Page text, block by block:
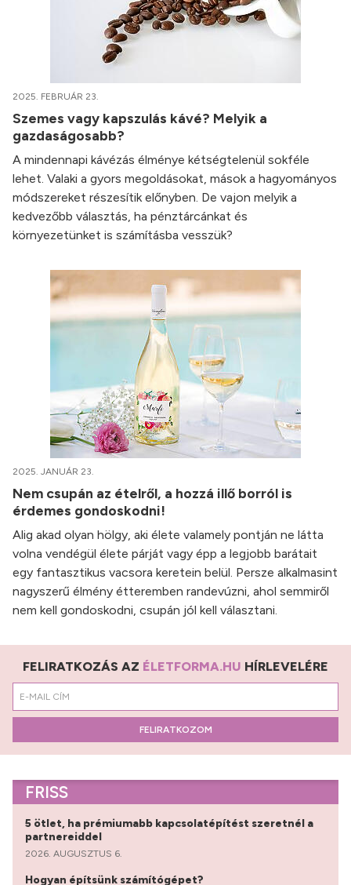
2025. FEBRUÁR 23.
Szemes vagy kapszulás kávé? Melyik a
gazdaságosabb?
A mindennapi kávézás élménye kétségtelenül sokféle
lehet. Valaki a gyors megoldásokat, mások a hagyományos
módszereket részesítik előnyben. De vajon melyik a
kedvezőbb választás, ha pénztárcánkat és
környezetünket is számításba vesszük?
2025. JANUÁR 23.
Nem csupán az ételről, a hozzá illő borról is
érdemes gondoskodni!
Alig akad olyan hölgy, aki élete valamely pontján ne látta
volna vendégül élete párját vagy épp a legjobb barátait
egy fantasztikus vacsora keretein belül. Persze alkalmasint
nagyszerű élmény étteremben randevúzni, ahol semmiről
nem kell gondoskodni, csupán jól kell választani.
FELIRATKOZÁS AZ ÉLETFORMA.HU HÍRLEVELÉRE
FELIRATKOZOM
FRISS
5 ötlet, ha prémiumabb kapcsolatépítést szeretnél a
partnereiddel
2026. AUGUSZTUS 6.
Hogyan építsünk számítógépet?